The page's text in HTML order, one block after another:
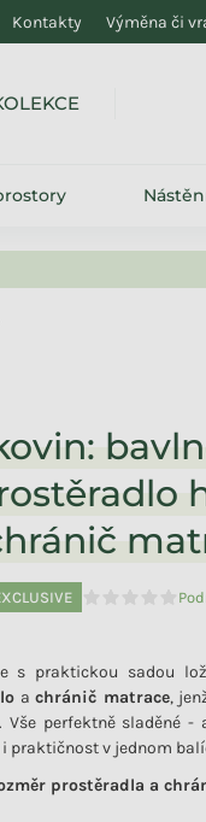
Kontakty Výměna či
s praktickou sadou
achránič matrace,
Vše perfektně sladěné
i praktičnost v jednom
prostěradla a